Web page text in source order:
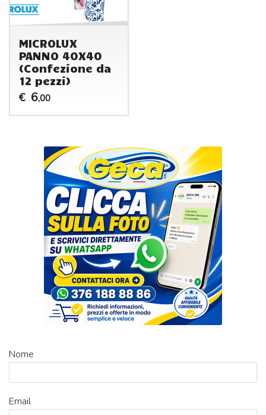
MICROLUX
PANNO 40X40
(Confezione da
12 pezzi)
€ 6,00
Nome
Email